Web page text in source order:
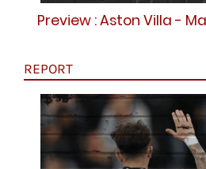
Preview : Aston Villa -
REPORT